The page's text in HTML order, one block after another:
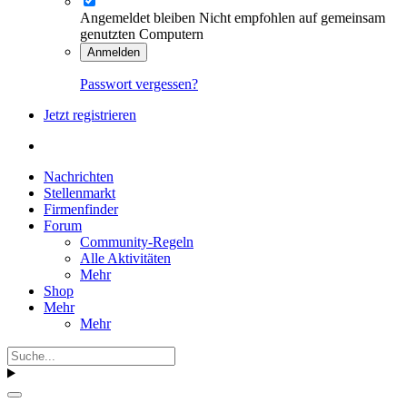
Angemeldet bleiben Nicht empfohlen auf gemeinsam
genutzten Computern
Anmelden
Passwort vergessen?
Jetzt registrieren
Nachrichten
Stellenmarkt
Firmenfinder
Forum
Community-Regeln
Alle Aktivitäten
Mehr
Shop
Mehr
Mehr